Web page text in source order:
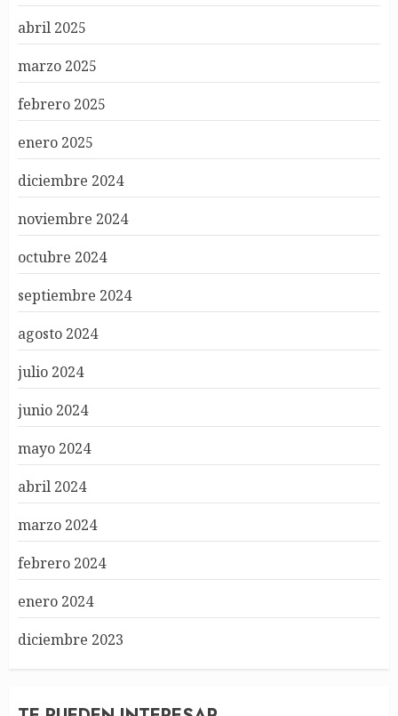
abril 2025
marzo 2025
febrero 2025
enero 2025
diciembre 2024
noviembre 2024
octubre 2024
septiembre 2024
agosto 2024
julio 2024
junio 2024
mayo 2024
abril 2024
marzo 2024
febrero 2024
enero 2024
diciembre 2023